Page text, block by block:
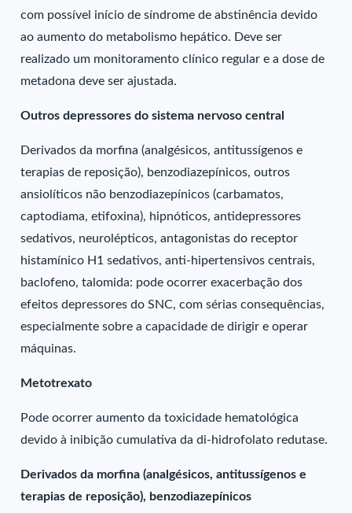
com possível início de síndrome de abstinência devido
ao aumento do metabolismo hepático. Deve ser
realizado um monitoramento clínico regular e a dose de
metadona deve ser ajustada.
Outros depressores do sistema nervoso central
Derivados da morfina (analgésicos, antitussígenos e
terapias de reposição), benzodiazepínicos, outros
ansiolíticos não benzodiazepínicos (carbamatos,
captodiama, etifoxina), hipnóticos, antidepressores
sedativos, neurolépticos, antagonistas do receptor
histamínico H1 sedativos, anti-hipertensivos centrais,
baclofeno, talomida: pode ocorrer exacerbação dos
efeitos depressores do SNC, com sérias consequências,
especialmente sobre a capacidade de dirigir e operar
máquinas.
Metotrexato
Pode ocorrer aumento da toxicidade hematológica
devido à inibição cumulativa da di-hidrofolato redutase.
Derivados da morfina (analgésicos, antitussígenos e
terapias de reposição), benzodiazepínicos